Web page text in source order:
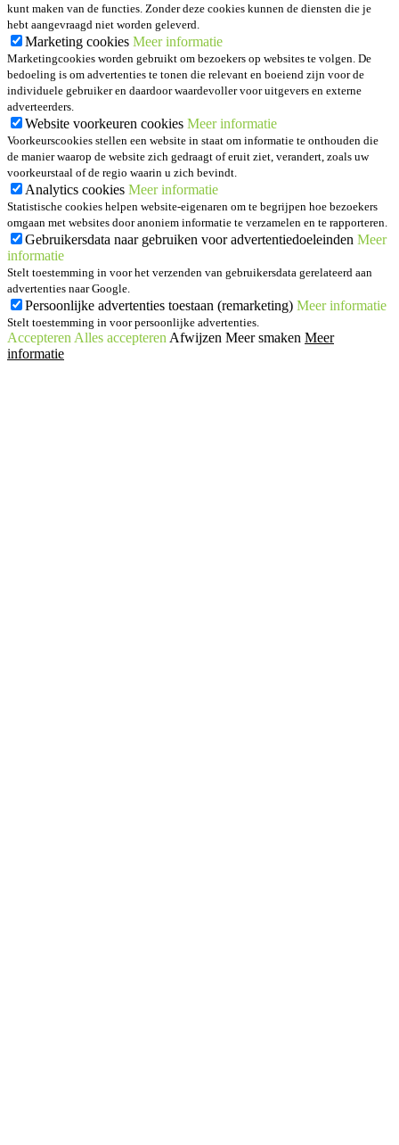
kunt maken van de functies. Zonder deze cookies kunnen de diensten die je
hebt aangevraagd niet worden geleverd.
Marketing cookies Meer informatie
Marketingcookies worden gebruikt om bezoekers op websites te volgen. De
bedoeling is om advertenties te tonen die relevant en boeiend zijn voor de
individuele gebruiker en daardoor waardevoller voor uitgevers en externe
adverteerders.
Website voorkeuren cookies Meer informatie
Voorkeurscookies stellen een website in staat om informatie te onthouden die
de manier waarop de website zich gedraagt of eruit ziet, verandert, zoals uw
voorkeurstaal of de regio waarin u zich bevindt.
Analytics cookies Meer informatie
Statistische cookies helpen website-eigenaren om te begrijpen hoe bezoekers
omgaan met websites door anoniem informatie te verzamelen en te rapporteren.
Gebruikersdata naar gebruiken voor advertentiedoeleinden Meer
informatie
Stelt toestemming in voor het verzenden van gebruikersdata gerelateerd aan
advertenties naar Google.
Persoonlijke advertenties toestaan (remarketing) Meer informatie
Stelt toestemming in voor persoonlijke advertenties.
Accepteren Alles accepteren Afwijzen Meer smaken Meer
informatie